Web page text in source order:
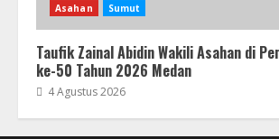
Asahan Sumut
Taufik Zainal Abidin Wakili Asahan di
ke-50 Tahun 2026 Medan
4 Agustus 2026